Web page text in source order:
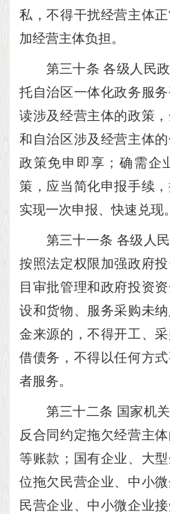
私，不得干扰经营主体
加经营主体负担。
第三十条 各级人民
托自治区一体化政务服
读涉及经营主体的政策
和自治区涉及经营主体
政策免申即享；确需企
策，应当简化申报手续
实现一次申报、快速兑现。
第三十一条 各级人
按照法定权限加强政府
目审批管理和政府投资
设和货物、服务采购未
金来源的，不得开工、
借债务，不得以任何方
者服务。
第三十二条 国家机
反合同约定拖欠经营主
等账款；国有企业、大
位拖欠民营企业、中小
民营企业、中小微企业